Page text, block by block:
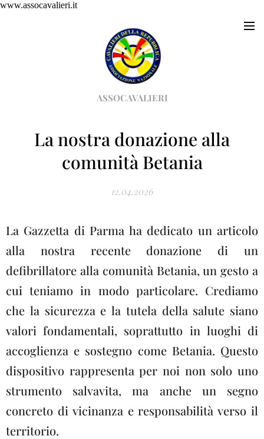
www.assocavalieri.it
ASSOCAVALIERI
La nostra donazione alla
comunità Betania
12.04.2026
La Gazzetta di Parma ha dedicato un articolo
alla nostra recente donazione di un
defibrillatore alla comunità Betania, un gesto a
cui teniamo in modo particolare. Crediamo
che la sicurezza e la tutela della salute siano
valori fondamentali, soprattutto in luoghi di
accoglienza e sostegno come Betania. Questo
dispositivo rappresenta per noi non solo uno
strumento salvavita, ma anche un segno
concreto di vicinanza e responsabilità verso il
territorio.